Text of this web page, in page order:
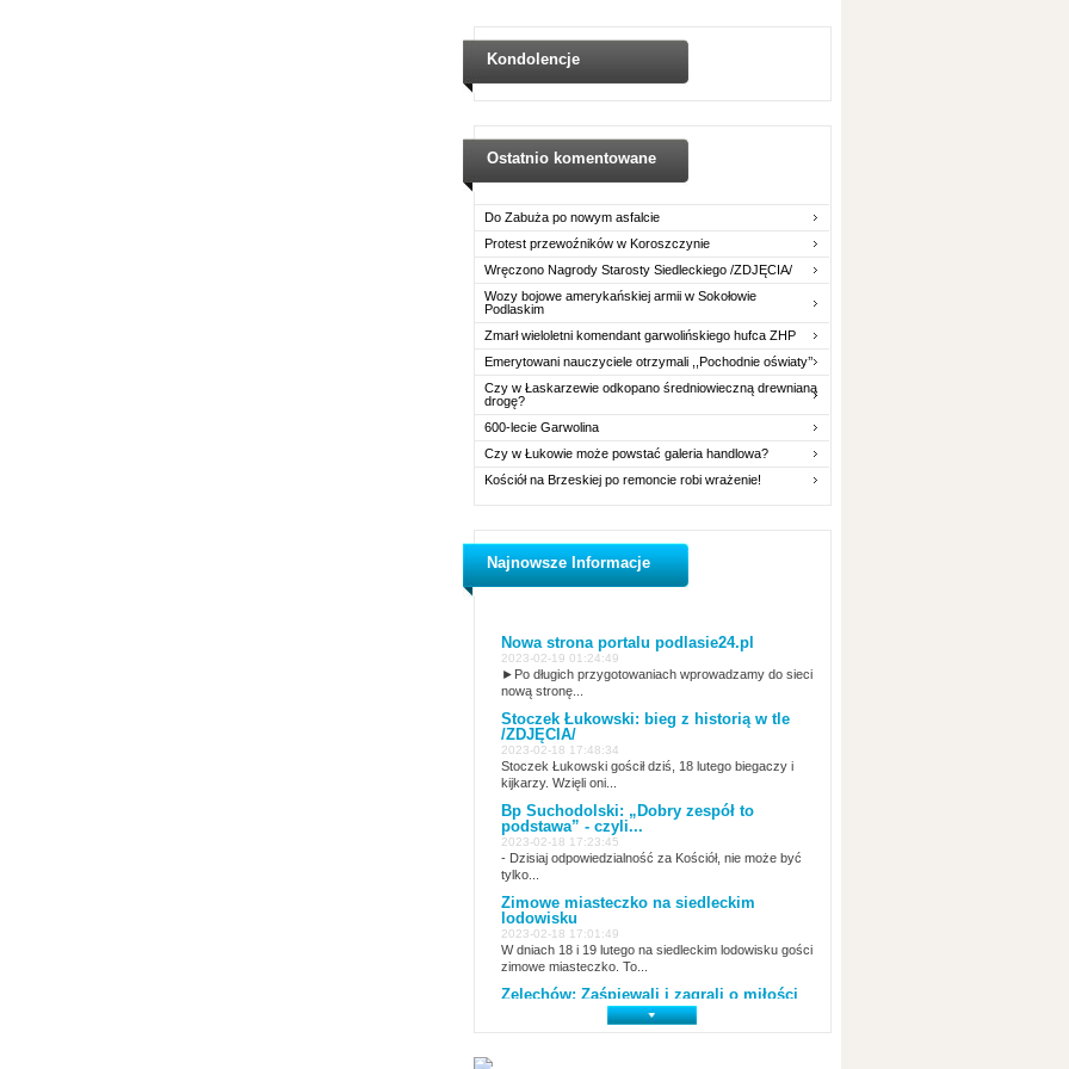
Kondolencje
Ostatnio komentowane
Do Zabuża po nowym asfalcie
Protest przewoźników w Koroszczynie
Wręczono Nagrody Starosty Siedleckiego /ZDJĘCIA/
Wozy bojowe amerykańskiej armii w Sokołowie
Podlaskim
Zmarł wieloletni komendant garwolińskiego hufca ZHP
Emerytowani nauczyciele otrzymali ,,Pochodnie oświaty’’
Czy w Łaskarzewie odkopano średniowieczną drewnianą
drogę?
600-lecie Garwolina
Czy w Łukowie może powstać galeria handlowa?
Kościół na Brzeskiej po remoncie robi wrażenie!
Najnowsze Informacje
Nowa strona portalu podlasie24.pl
2023-02-19 01:24:49
►Po długich przygotowaniach wprowadzamy do sieci
nową stronę...
Stoczek Łukowski: bieg z historią w tle
/ZDJĘCIA/
2023-02-18 17:48:34
Stoczek Łukowski gościł dziś, 18 lutego biegaczy i
kijkarzy. Wzięli oni...
Bp Suchodolski: „Dobry zespół to
podstawa” - czyli...
2023-02-18 17:23:45
- Dzisiaj odpowiedzialność za Kościół, nie może być
tylko...
Zimowe miasteczko na siedleckim
lodowisku
2023-02-18 17:01:49
W dniach 18 i 19 lutego na siedleckim lodowisku gości
zimowe miasteczko. To...
Żelechów: Zaśpiewali i zagrali o miłości
2023-02-18 14:00:45
15 lutego w Miejsko-Gminnym Ośrodku Kultury w